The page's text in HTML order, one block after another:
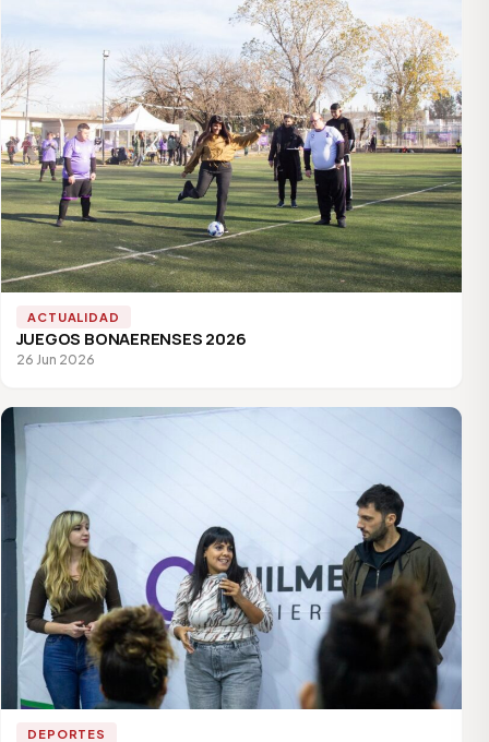
ACTUALIDAD
JUEGOS BONAERENSES 2026
26 Jun 2026
DEPORTES